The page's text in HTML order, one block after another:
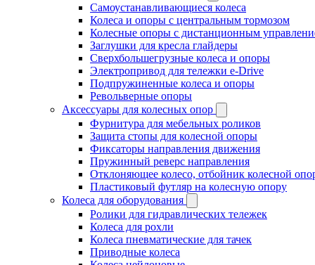
Самоустанавливающиеся колеса
Колеса и опоры с центральным тормозом
Колесные опоры с дистанционным
Заглушки для кресла глайдеры
Сверхбольшегрузные колеса и опоры
Электропривод для тележки e-Drive
Подпружиненные колеса и опоры
Револьверные опоры
Аксессуары для колесных опор
Фурнитура для мебельных роликов
Защита стопы для колесной опоры
Фиксаторы направления движения
Пружинный реверс направления
Отклоняющее колесо, отбойник колесной
Пластиковый футляр на колесную опору
Колеса для оборудования
Ролики для гидравлических тележек
Колеса для рохли
Колеса пневматические для тачек
Приводные колеса